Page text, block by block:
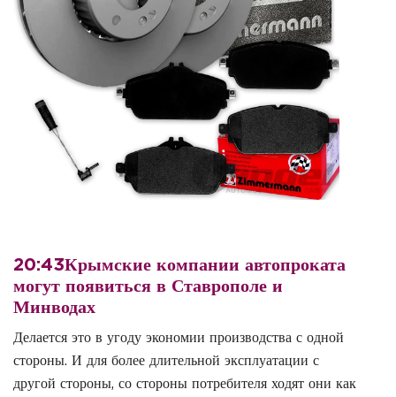
20:43Крымские компании автопроката
могут появиться в Ставрополе и
Минводах
Делается это в угоду экономии производства с одной
стороны. И для более длительной эксплуатации с
другой стороны, со стороны потребителя ходят они как